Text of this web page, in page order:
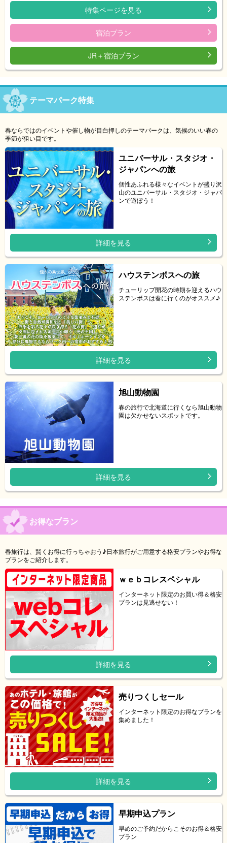
特集ページを見る
宿泊プラン
JR＋宿泊プラン
テーマパーク特集
春ならではのイベントや催し物が目白押しのテーマパークは、気候のいい春の
季節が狙い目です。
ユニバーサル・スタジオ・
ジャパンへの旅
個性あふれる様々なイベントが盛り沢
山のユニバーサル・スタジオ・ジャパ
ンで遊ぼう！
詳細を見る
ハウステンボスへの旅
チューリップ開花の時期を迎えるハウ
ステンボスは春に行くのがオススメ♪
詳細を見る
旭山動物園
春の旅行で北海道に行くなら旭山動物
園は欠かせないスポットです。
詳細を見る
お得なプラン
春旅行は、賢くお得に行っちゃおう♪日本旅行がご用意する格安プランやお得な
プランをご紹介します。
ｗｅｂコレスペシャル
インターネット限定のお買い得＆格安
プランは見逃せない！
詳細を見る
売りつくしセール
インターネット限定のお得なプランを
集めました！
詳細を見る
早期申込プラン
早めのご予約だからこそのお得＆格安
プラン